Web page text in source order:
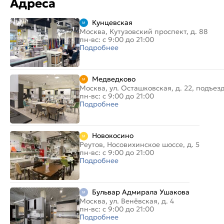
Адреса
Кунцевская
Москва, Кутузовский проспект, д. 88
пн-вс: с 9:00 до 21:00
Подробнее
Медведково
Москва, ул. Осташковская, д. 22,
пн-вс: с 9:00 до 21:00
Подробнее
Новокосино
Реутов, Носовихинское шоссе, д. 5
пн-вс: с 9:00 до 21:00
Подробнее
Бульвар Адмирала Ушакова
Москва, ул. Венёвская, д. 4
пн-вс: с 9:00 до 21:00
Подробнее